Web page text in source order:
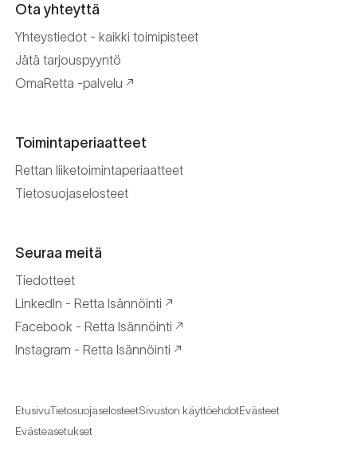
Ota yhteyttä
Yhteystiedot - kaikki toimipisteet
Jätä tarjouspyyntö
OmaRetta -palvelu
Toimintaperiaatteet
Rettan liiketoimintaperiaatteet
Tietosuojaselosteet
Seuraa meitä
Tiedotteet
LinkedIn - Retta Isännöinti
Facebook - Retta Isännöinti
Instagram - Retta Isännöinti
EtusivuTietosuojaselosteetSivuston käyttöehdotEvästeet
Evästeasetukset